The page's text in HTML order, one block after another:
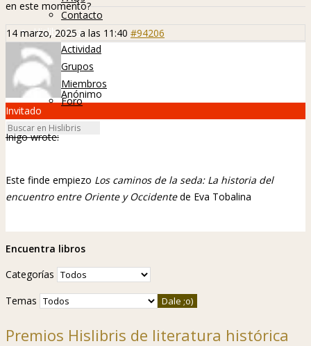
Contacto
Hislibreños
Actividad
Grupos
Miembros
Foro
en este momento?
14 marzo, 2025 a las 11:40 #94206
Anónimo
Invitado
Inigo wrote:
Este finde empiezo Los caminos de la seda: La historia del
encuentro entre Oriente y Occidentede Eva Tobalina
Encuentra libros
Categorías
Temas
Premios Hislibris de literatura histórica